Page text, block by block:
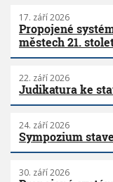
17. září 2026
Propojené
městech 21.
22. září 2026
Judikatura ke
24. září 2026
Sympozium
30. září 2026